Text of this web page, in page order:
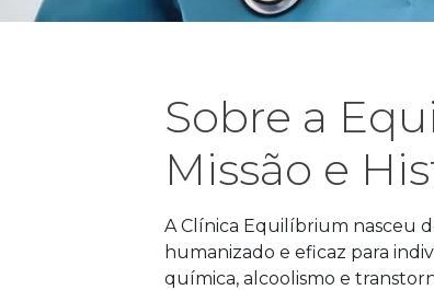
Sobre a
Missão e
A Clínica Equilíbrium nasceu
humanizado e eficaz para
química, alcoolismo e